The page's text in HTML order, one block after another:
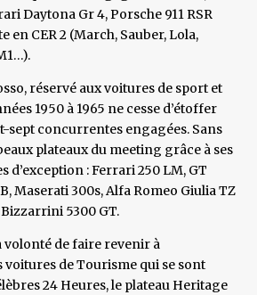
Daytona Gr 4, Porsche 911 RSR
en CER 2 (March, Sauber, Lola,
réservé aux voitures de sport et
1950 à 1965 ne cesse d’étoffer
sept concurrentes engagées. Sans
plateaux du meeting grâce à ses
d’exception : Ferrari 250 LM, GT
Maserati 300s, Alfa Romeo Giulia TZ
5300 GT.
volonté de faire revenir à
de Tourisme qui se sont
24 Heures, le plateau Heritage